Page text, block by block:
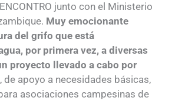
junto con el Ministerio
Muy emocionante
del grifo que está
por primera vez, a diversas
proyecto llevado a cabo por
, de apoyo a necesidades básicas,
asociaciones campesinas de